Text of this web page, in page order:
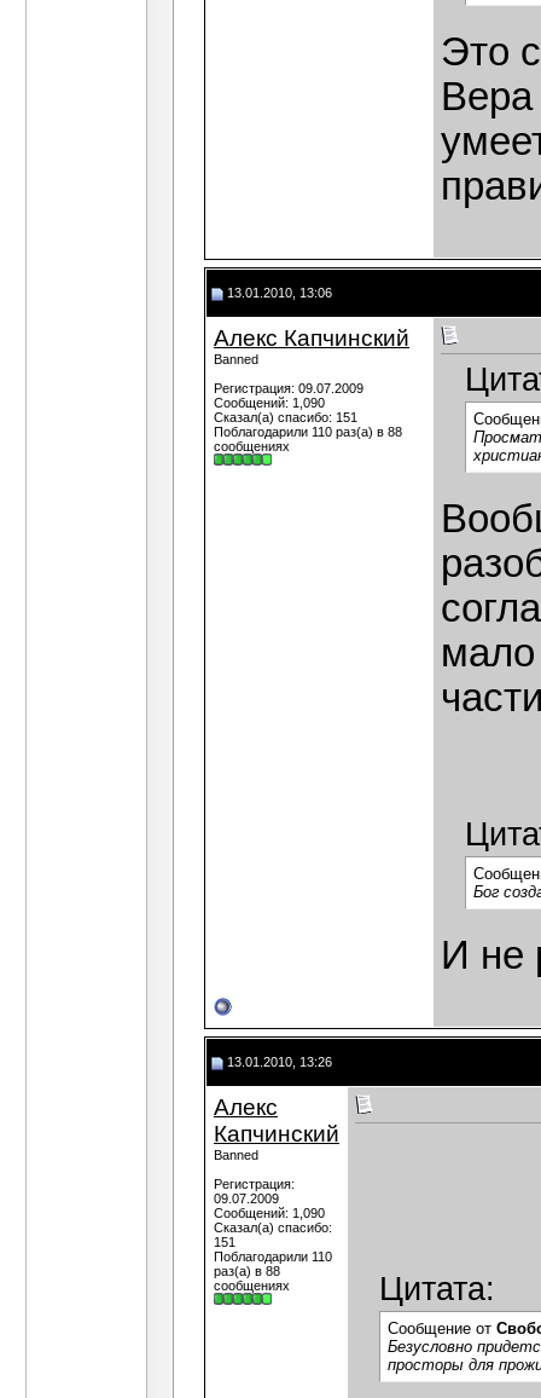
Это
13.01.2010, 13:06
Алекс Капчинский
Banned
Регистрация: 09.07.2009
Сообщений: 1,090
Сказал(а) спасибо: 151
Поблагодарили 110 раз(а) в 88
сообщениях
Бог
И не
13.01.2010, 13:26
Алекс
Капчинский
Banned
Регистрация:
09.07.2009
Сообщений: 1,090
Сказал(а) спасибо:
151
Поблагодарили 110
раз(а) в 88
сообщениях
Цитата:
Сообщение от
Безусловно
просторы для